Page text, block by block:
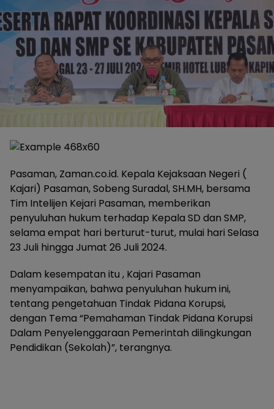
Pasaman, Zaman.co.id. Kepala Kejaksaan Negeri (
Kajari) Pasaman, Sobeng Suradal, SH.MH, bersama
Tim Intelijen Kejari Pasaman, memberikan
penyuluhan hukum terhadap Kepala SD dan SMP,
selama empat hari berturut-turut, mulai hari Selasa
23 Juli hingga Jumat 26 Juli 2024.
Dalam kesempatan itu , Kajari Pasaman
menyampaikan, bahwa penyuluhan hukum ini,
tentang pengetahuan Tindak Pidana Korupsi,
dengan Tema “Pemahaman Tindak Pidana Korupsi
Dalam Penyelenggaraan Pemerintah dilingkungan
Pendidikan (Sekolah)”, terangnya.